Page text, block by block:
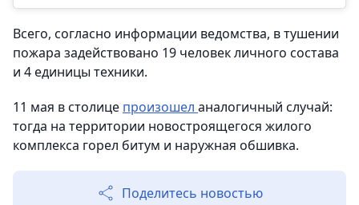
Всего, согласно информации ведомства, в тушении
пожара задействовано 19 человек личного состава
и 4 единицы техники.
11 мая в столице произошел аналогичный случай:
тогда на территории новостроящегося жилого
комплекса горел битум и наружная обшивка.
Поделитесь новостью